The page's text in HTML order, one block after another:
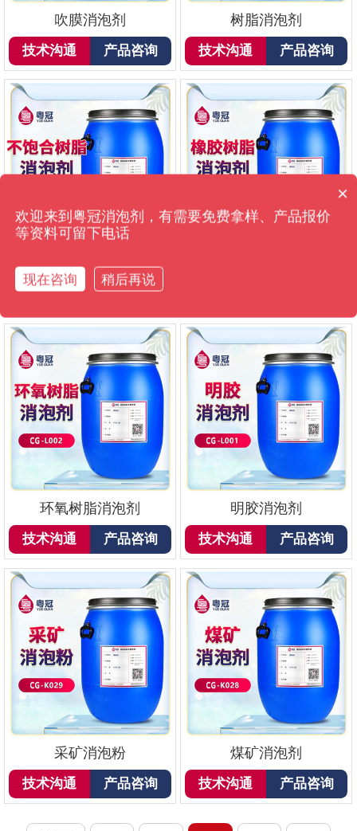
吹膜消泡剂
技术沟通 产品咨询
树脂消泡剂
技术沟通 产品咨询
不饱合树脂消泡剂
技术沟通 产品咨询
环氧树脂消泡剂
技术沟通 产品咨询
明胶消泡剂
技术沟通 产品咨询
采矿消泡粉
技术沟通 产品咨询
煤矿消泡剂
技术沟通 产品咨询
消泡剂有哪些种类？
×
欢迎来到粤冠消泡剂，有需要免费拿样、产品报价
等资料可留下电话
现在咨询 稍后再说